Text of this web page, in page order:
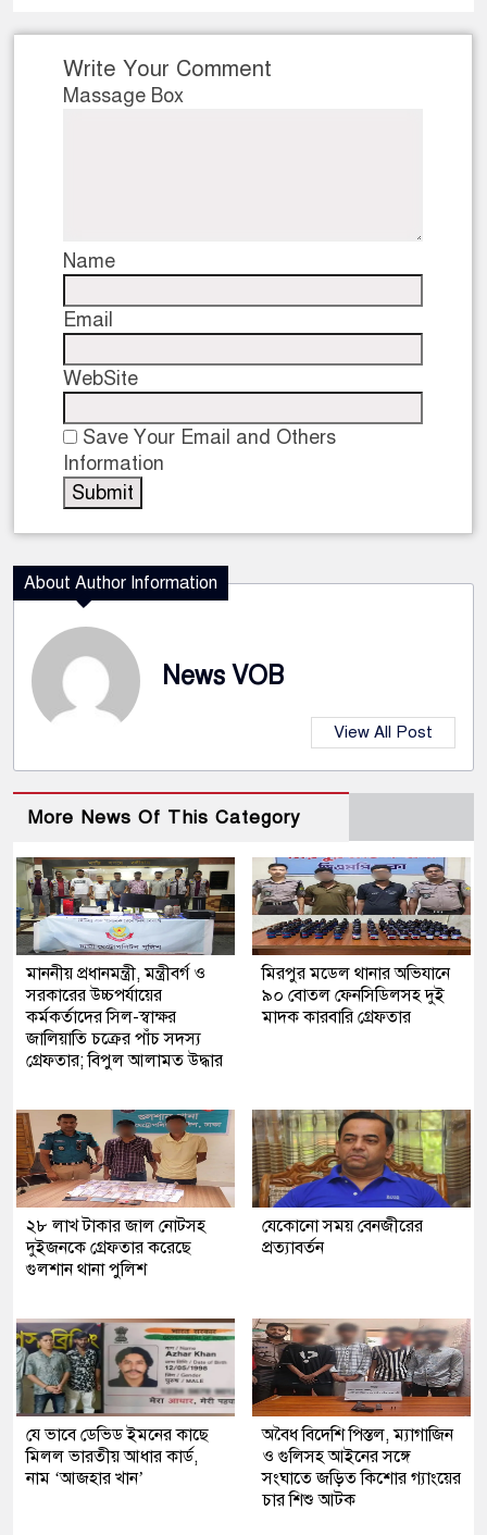
Write Your Comment
Massage Box
Name
Email
WebSite
Save Your Email and Others
Information
About Author Information
News VOB
View All Post
More News Of This Category
মাননীয় প্রধানমন্ত্রী, মন্ত্রীবর্গ ও
সরকারের উচ্চপর্যায়ের
কর্মকর্তাদের সিল-স্বাক্ষর
জালিয়াতি চক্রের পাঁচ সদস্য
গ্রেফতার; বিপুল আলামত উদ্ধার
মিরপুর মডেল থানার অভিযানে
৯০ বোতল ফেনসিডিলসহ দুই
মাদক কারবারি গ্রেফতার
২৮ লাখ টাকার জাল নোটসহ
দুইজনকে গ্রেফতার করেছে
গুলশান থানা পুলিশ
যেকোনো সময় বেনজীরের
প্রত্যাবর্তন
যে ভাবে ডেভিড ইমনের কাছে
মিলল ভারতীয় আধার কার্ড,
নাম ‘আজহার খান’
অবৈধ বিদেশি পিস্তল, ম্যাগাজিন
ও গুলিসহ আইনের সঙ্গে
সংঘাতে জড়িত কিশোর গ্যাংয়ের
চার শিশু আটক